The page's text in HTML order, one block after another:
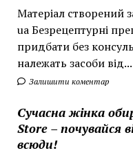
Матеріал створений
ua Безрецептурні
придбати без
належать засоби від...
Залишити коментар
Сучасна жінка
Store – почувайся
всюди!